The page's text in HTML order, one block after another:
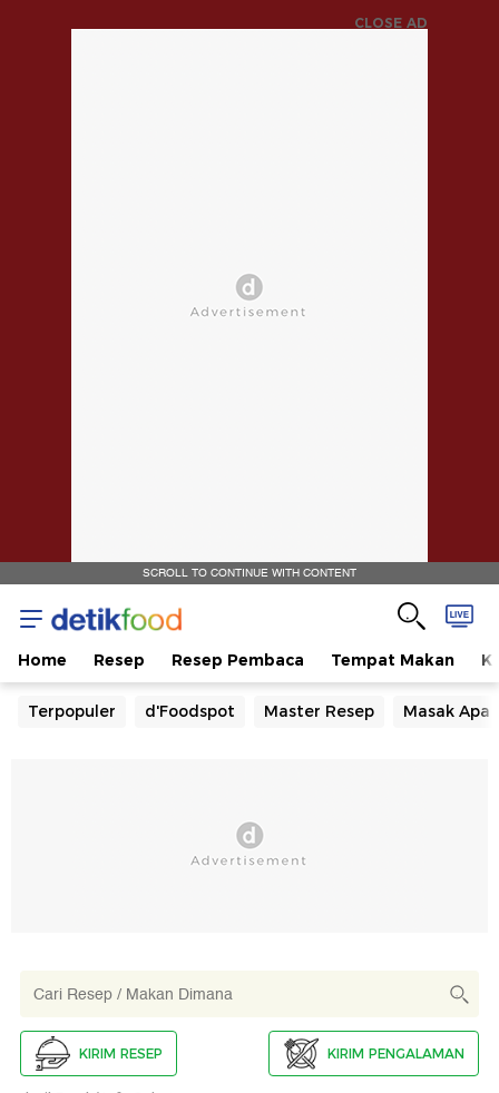
CLOSE AD
SCROLL TO CONTINUE WITH CONTENT
Home Resep Resep Pembaca Tempat Makan
Terpopuler d'Foodspot Master Resep Masak Apa
KIRIM RESEP KIRIM PENGALAMAN